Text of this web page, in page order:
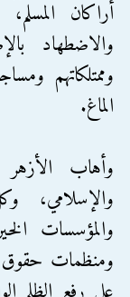
أراكان
والاضطهاد
وممتلكاتهم
الماغ.
وأهاب الأزهر
والإسلامي،
والمؤسسات
ومنظمات حقوق